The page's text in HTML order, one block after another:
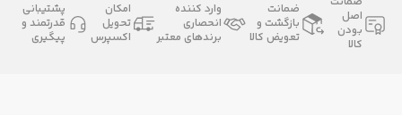
اصل
بودن
کالا
ضمانت
بازگشت و
تعویض کالا
وارد کننده
انحصاری
برندهای معتبر
امکان
تحویل
اکسپرس
پشتیبانی
قدرتمند و
پیگیری